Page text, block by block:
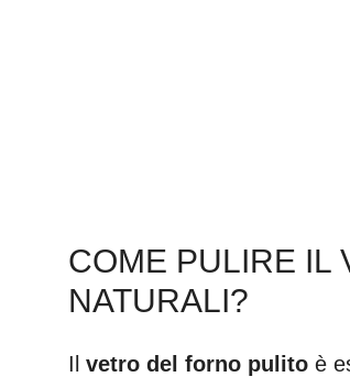
COME PULIRE IL
NATURALI?
Il vetro del forno pulito è